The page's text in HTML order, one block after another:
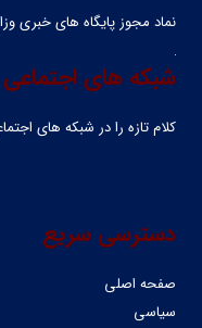
نماد مجوز پایگاه های خبری
شبکه های اجتماعی
کلام تازه را در شبکه ‌های
دسترسی سریع
صفحه اصلی
سیاسی